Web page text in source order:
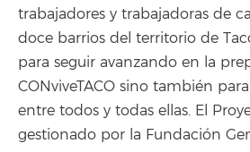
trabajadores y trabajadoras de
doce barrios del territorio de
para seguir avanzando en la
CONviveTACO sino también
entre todos y todas ellas. El
gestionado por la Fundación